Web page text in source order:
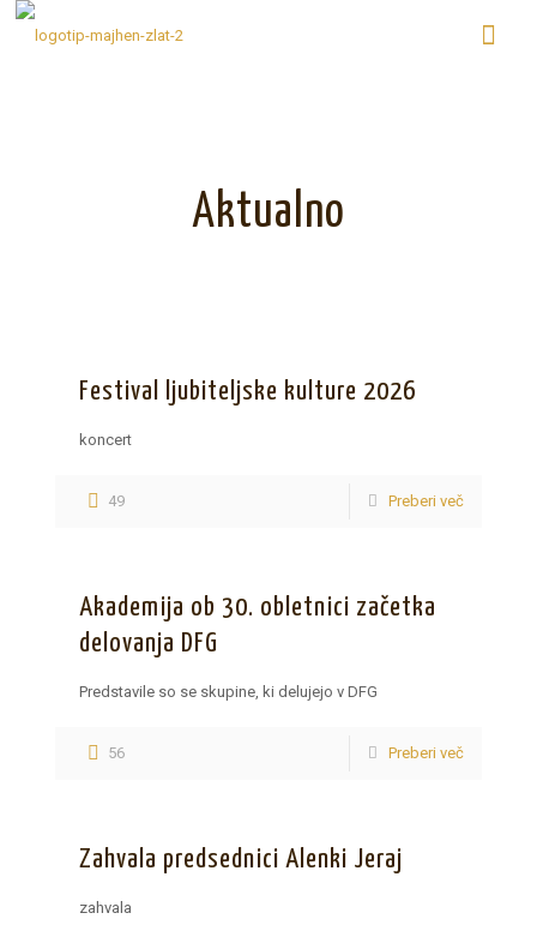
Aktualno
Festival ljubiteljske kulture 2026
koncert
49 Preberi več
Akademija ob 30. obletnici začetka
delovanja DFG
Predstavile so se skupine, ki delujejo v DFG
56 Preberi več
Zahvala predsednici Alenki Jeraj
zahvala